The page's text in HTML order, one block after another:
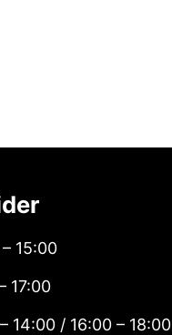
15:00
17:00
14:00 / 16:00 – 18:00